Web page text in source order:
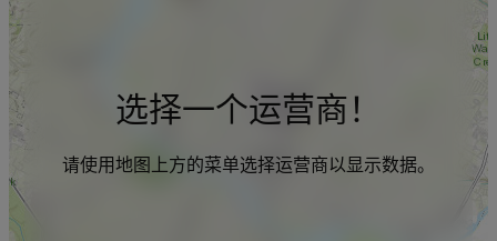
选择一个运营商！
请使用地图上方的菜单选择运营商以显示数据。